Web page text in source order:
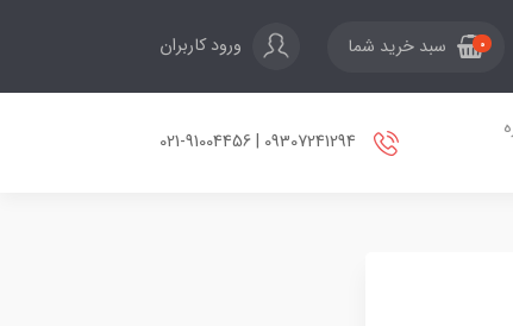
0 سبد خرید شما ورود کاربران